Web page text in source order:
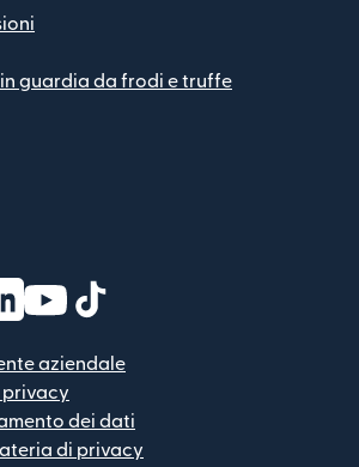
in guardia da frodi e truffe
nuova finestra)
in una nuova finestra)
apre in una nuova finestra)
(si apre in una nuova finestra)
(si apre in una nuova finestra)
aziendale
privacy
dei dati
di privacy